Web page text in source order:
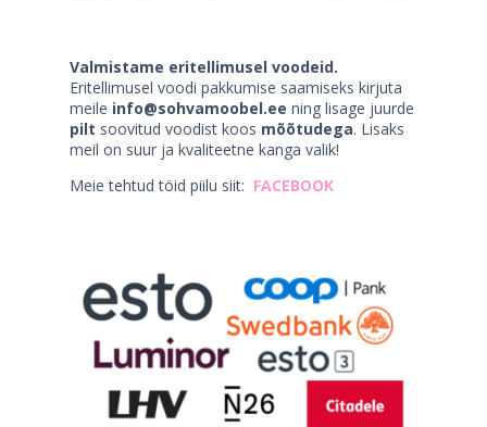
Valmistame eritellimusel voodeid.
Eritellimusel voodi pakkumise saamiseks kirjuta
meile info@sohvamoobel.ee ning lisage juurde
pilt soovitud voodist koos mõõtudega. Lisaks
meil on suur ja kvaliteetne kanga valik!
Meie tehtud töid piilu siit: FACEBOOK